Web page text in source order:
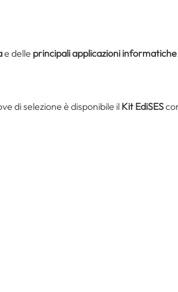
e delle principali applicazioni informatiche.
di selezione è disponibile il Kit EdiSES